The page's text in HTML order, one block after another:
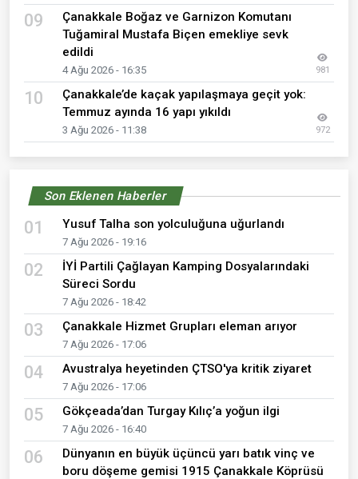
09
Çanakkale Boğaz ve Garnizon Komutanı
Tuğamiral Mustafa Biçen emekliye sevk
edildi
4 Ağu 2026 - 16:35 981
10
Çanakkale’de kaçak yapılaşmaya geçit yok:
Temmuz ayında 16 yapı yıkıldı
3 Ağu 2026 - 11:38 972
Son Eklenen Haberler
01 Yusuf Talha son yolculuğuna uğurlandı
7 Ağu 2026 - 19:16
02
İYİ Partili Çağlayan Kamping Dosyalarındaki
Süreci Sordu
7 Ağu 2026 - 18:42
03 Çanakkale Hizmet Grupları eleman arıyor
7 Ağu 2026 - 17:06
04 Avustralya heyetinden ÇTSO'ya kritik ziyaret
7 Ağu 2026 - 17:06
05 Gökçeada’dan Turgay Kılıç’a yoğun ilgi
7 Ağu 2026 - 16:40
06
Dünyanın en büyük üçüncü yarı batık vinç ve
boru döşeme gemisi 1915 Çanakkale Köprüsü